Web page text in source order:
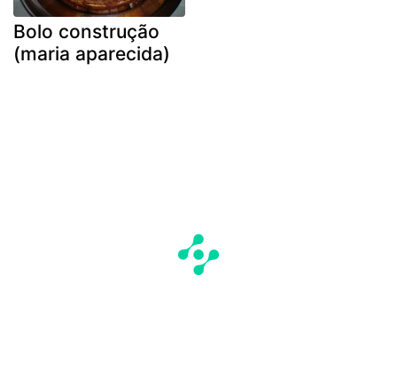
Bolo construção
(maria aparecida)